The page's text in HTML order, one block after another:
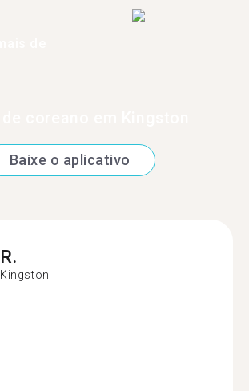
Baixe o aplicativo
R.
Kingston